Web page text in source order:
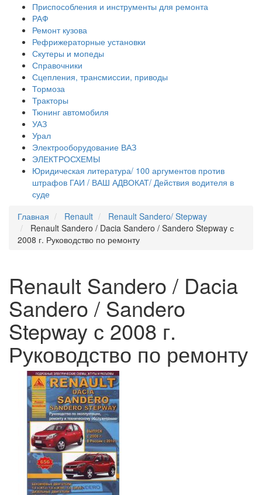
Приспособления и инструменты для ремонта
РАФ
Ремонт кузова
Рефрижераторные установки
Скутеры и мопеды
Справочники
Сцепления, трансмиссии, приводы
Тормоза
Тракторы
Тюнинг автомобиля
УАЗ
Урал
Электрооборудование ВАЗ
ЭЛЕКТРОСХЕМЫ
Юридическая литература/ 100 аргументов против
штрафов ГАИ / ВАШ АДВОКАТ/ Действия водителя в
суде
Главная
Renault
Renault Sandero/ Stepway
Renault Sandero / Dacia Sandero / Sandero Stepway с
2008 г. Руководство по ремонту
Renault Sandero / Dacia
Sandero / Sandero
Stepway с 2008 г.
Руководство по ремонту